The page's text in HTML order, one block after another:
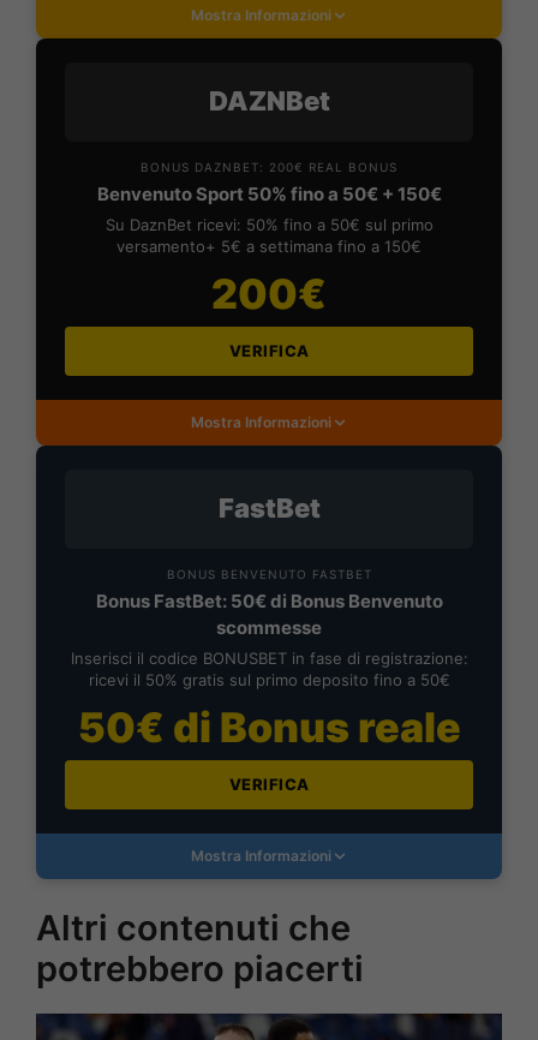
Mostra Informazioni
DAZNBet
BONUS DAZNBET: 200€ REAL BONUS
Benvenuto Sport 50% fino a 50€ + 150€
Su DaznBet ricevi: 50% fino a 50€ sul primo
versamento+ 5€ a settimana fino a 150€
200€
VERIFICA
Mostra Informazioni
FastBet
BONUS BENVENUTO FASTBET
Bonus FastBet: 50€ di Bonus Benvenuto
scommesse
Inserisci il codice BONUSBET in fase di registrazione:
ricevi il 50% gratis sul primo deposito fino a 50€
50€ di Bonus reale
VERIFICA
Mostra Informazioni
Altri contenuti che
potrebbero piacerti